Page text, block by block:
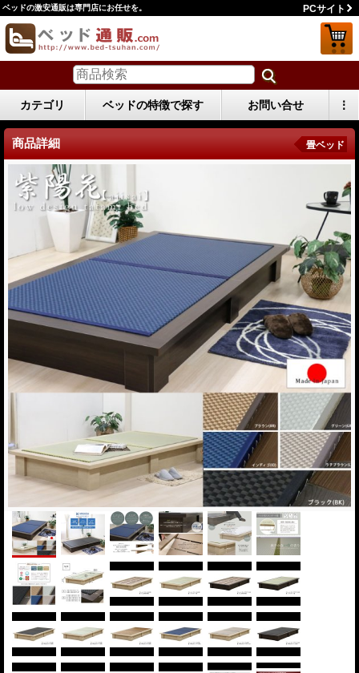
ベッドの激安通販は専門店にお任せを。 PCサイト
カテゴリ ベッドの特徴で探す お問い合せ ⋮
商品詳細 畳ベッド